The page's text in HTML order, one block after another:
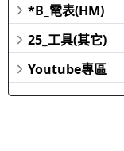
*B_電表(HM)
25_工具(其它)
Youtube專區